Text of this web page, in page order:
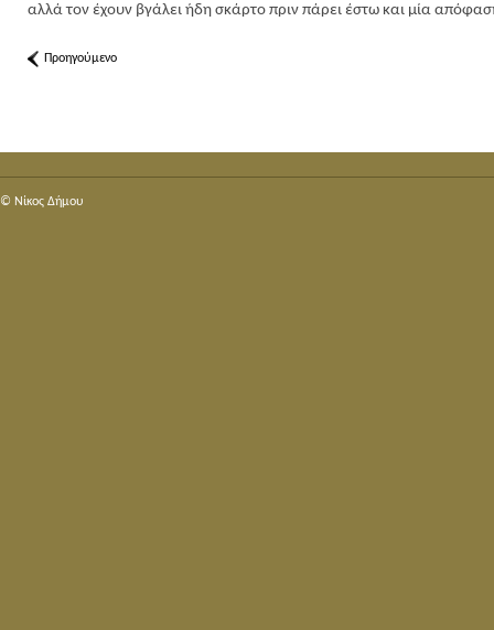
αλλά τον έχουν βγάλει ήδη σκάρτο πριν πάρει έστω και μία
Προηγούμενο
© Nίκος Δήμου